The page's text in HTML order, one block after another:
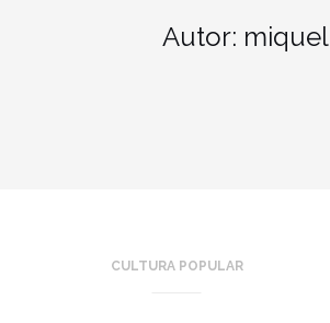
Autor: miquel
CULTURA POPULAR